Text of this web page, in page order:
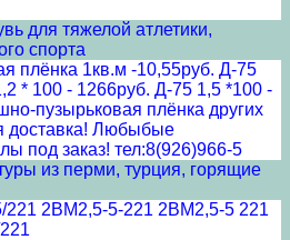
для тяжелой атлетики,
спорта
плёнка 1кв.м -10,55руб. Д-75
* 100 - 1266руб. Д-75 1,5 *100 -
пузырьковая плёнка других
доставка! Любыбые
под заказ! тел:8(926)966-5
из перми, турция, горящие
221 2ВМ2,5-5-221 2ВМ2,5-5 221